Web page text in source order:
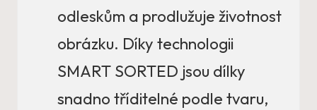
odleskům a prodlužuje životnost
obrázku. Díky technologii
SMART SORTED jsou dílky
snadno tříditelné podle tvaru,